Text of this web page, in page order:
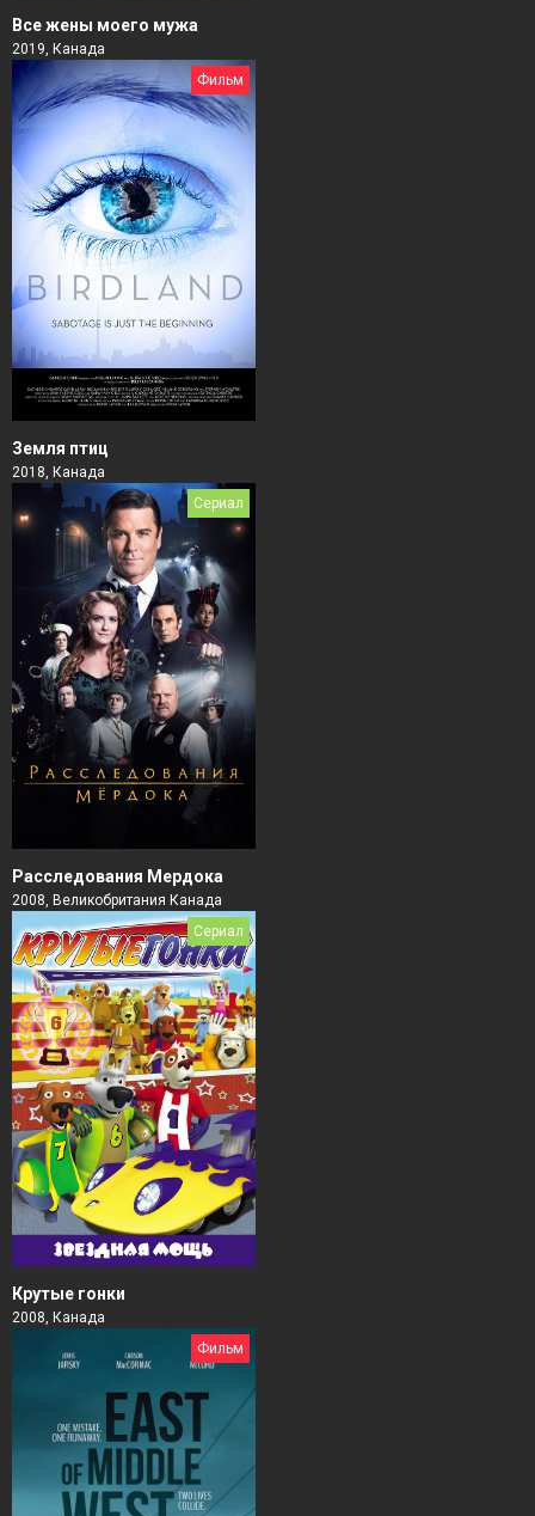
Все жены моего мужа
2019, Канада
Фильм
Земля птиц
2018, Канада
Сериал
Расследования Мердока
2008, Великобритания Канада
Сериал
Крутые гонки
2008, Канада
Фильм